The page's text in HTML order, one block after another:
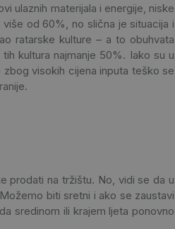
ulaznih materijala i energije, niske
od 60%, no slična je situacija i
ratarske kulture – a to obuhvata
kultura najmanje 50%. Iako su u
visokih cijena inputa teško se
prodati na tržištu. No, vidi se da u
biti sretni i ako se zaustavi
sredinom ili krajem ljeta ponovno